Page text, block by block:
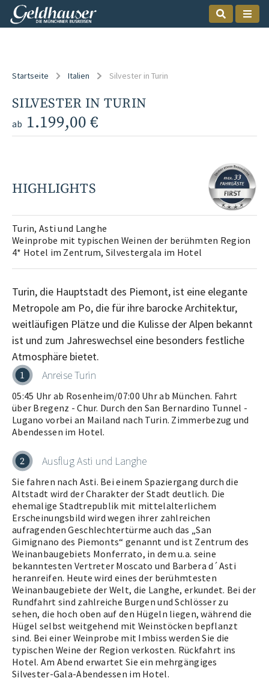
Startseite Italien Silvester in Turin
SILVESTER IN TURIN
ab 1.199,00 €
HIGHLIGHTS
Turin, Asti und Langhe
Weinprobe mit typischen Weinen der berühmten Region
4* Hotel im Zentrum, Silvestergala im Hotel
Turin, die Hauptstadt des Piemont, ist eine elegante
Metropole am Po, die für ihre barocke Architektur,
weitläufigen Plätze und die Kulisse der Alpen bekannt
ist und zum Jahreswechsel eine besonders festliche
Atmosphäre bietet.
1 Anreise Turin
05:45 Uhr ab Rosenheim/07:00 Uhr ab München. Fahrt
über Bregenz - Chur. Durch den San Bernardino Tunnel -
Lugano vorbei an Mailand nach Turin. Zimmerbezug und
Abendessen im Hotel.
2 Ausflug Asti und Langhe
Sie fahren nach Asti. Bei einem Spaziergang durch die
Altstadt wird der Charakter der Stadt deutlich. Die
ehemalige Stadtrepublik mit mittelalterlichem
Erscheinungsbild wird wegen ihrer zahlreichen
aufragenden Geschlechtertürme auch das „San
Gimignano des Piemonts“ genannt und ist Zentrum des
Weinanbaugebiets Monferrato, in dem u.a. seine
bekanntesten Vertreter Moscato und Barbera d´Asti
heranreifen. Heute wird eines der berühmtesten
Weinanbaugebiete der Welt, die Langhe, erkundet. Bei der
Rundfahrt sind zahlreiche Burgen und Schlösser zu
sehen, die hoch oben auf den Hügeln liegen, während die
Hügel selbst weitgehend mit Weinstöcken bepflanzt
sind. Bei einer Weinprobe mit Imbiss werden Sie die
typischen Weine der Region verkosten. Rückfahrt ins
Hotel. Am Abend erwartet Sie ein mehrgängiges
Silvester-Gala-Abendessen im Hotel.